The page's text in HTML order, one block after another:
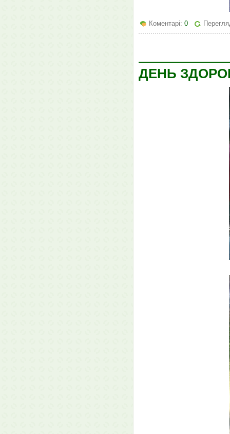
Коментарі: 0
ДЕНЬ